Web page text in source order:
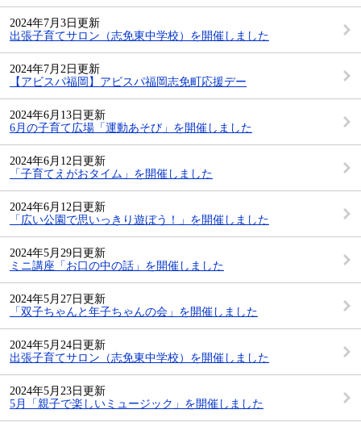
2024年7月3日更新
出張子育てサロン（志免東中学校）を開催しました
2024年7月2日更新
【アビスパ福岡】アビスパ福岡志免町応援デー
2024年6月13日更新
6月の子育て広場「運動あそび」を開催しました
2024年6月12日更新
「子育てえがおタイム」を開催しました
2024年6月12日更新
「広い公園で思いっきり遊ぼう！」を開催しました
2024年5月29日更新
ミニ講座「お口の中の話」を開催しました
2024年5月27日更新
「双子ちゃんと年子ちゃんの会」を開催しました
2024年5月24日更新
出張子育てサロン（志免東中学校）を開催しました
2024年5月23日更新
5月「親子で楽しいミュージック」を開催しました